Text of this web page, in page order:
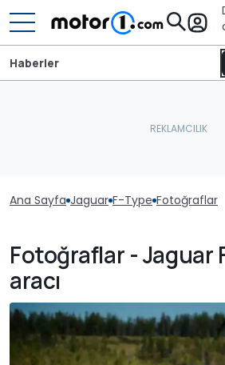
Haberler
Ana Sayfa Jaguar F-Type Fotoğraflar
Fotoğraflar - Jaguar
aracı